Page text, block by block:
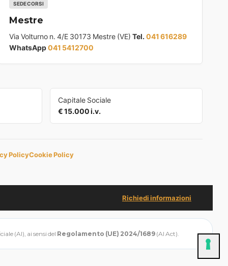
SEDE CORSI
Mestre
Via Volturno n. 4/E 30173 Mestre (VE) Tel. 041 616289
WhatsApp041 5412700
Capitale Sociale
€ 15.000 i.v.
PolicyCookie Policy
Richiedi informazioni
(AI), ai sensi del Regolamento (UE) 2024/1689 (AI Act).